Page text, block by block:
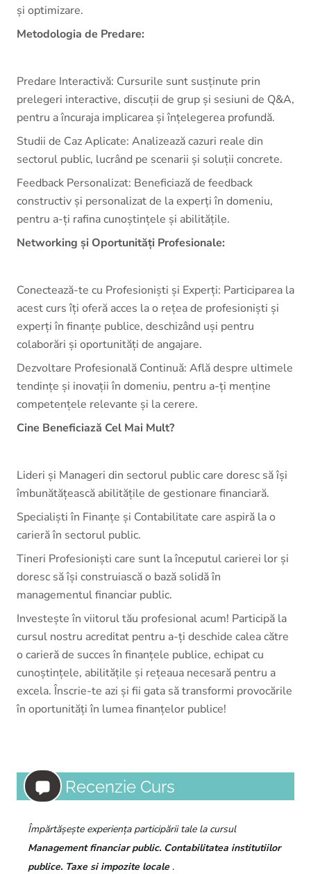
și optimizare.
Metodologia de Predare:
Predare Interactivă: Cursurile sunt susținute prin
prelegeri interactive, discuții de grup și sesiuni de Q&A,
pentru a încuraja implicarea și înțelegerea profundă.
Studii de Caz Aplicate: Analizează cazuri reale din
sectorul public, lucrând pe scenarii și soluții concrete.
Feedback Personalizat: Beneficiază de feedback
constructiv și personalizat de la experți în domeniu,
pentru a-ți rafina cunoștințele și abilitățile.
Networking și Oportunități Profesionale:
Conectează-te cu Profesioniști și Experți: Participarea la
acest curs îți oferă acces la o rețea de profesioniști și
experți în finanțe publice, deschizând uși pentru
colaborări și oportunități de angajare.
Dezvoltare Profesională Continuă: Află despre ultimele
tendințe și inovații în domeniu, pentru a-ți menține
competențele relevante și la cerere.
Cine Beneficiază Cel Mai Mult?
Lideri și Manageri din sectorul public care doresc să își
îmbunătățească abilitățile de gestionare financiară.
Specialiști în Finanțe și Contabilitate care aspiră la o
carieră în sectorul public.
Tineri Profesioniști care sunt la începutul carierei lor și
doresc să își construiască o bază solidă în
managementul financiar public.
Investește în viitorul tău profesional acum! Participă la
cursul nostru acreditat pentru a-ți deschide calea către
o carieră de succes în finanțele publice, echipat cu
cunoștințele, abilitățile și rețeaua necesară pentru a
excela. Înscrie-te azi și fii gata să transformi provocările
în oportunități în lumea finanțelor publice!
Recenzie Curs
Împărtășește experiența participării tale la cursul
Management financiar public. Contabilitatea institutiilor
publice. Taxe si impozite locale.